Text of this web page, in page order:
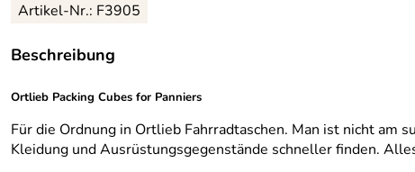
Artikel-Nr.: F3905
Beschreibung
Ortlieb Packing Cubes for Panniers
Für die Ordnung in Ortlieb Fahrradtaschen. Man ist nicht am
Kleidung und Ausrüstungsgegenstände schneller finden.